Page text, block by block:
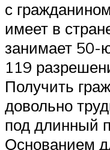
с
имеет в
занимает 50-
119
Получить
довольно
под длинный
Основанием